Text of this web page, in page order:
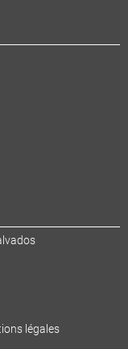
légales